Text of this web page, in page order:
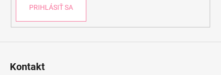
PRIHLÁSIŤ SA
Kontakt